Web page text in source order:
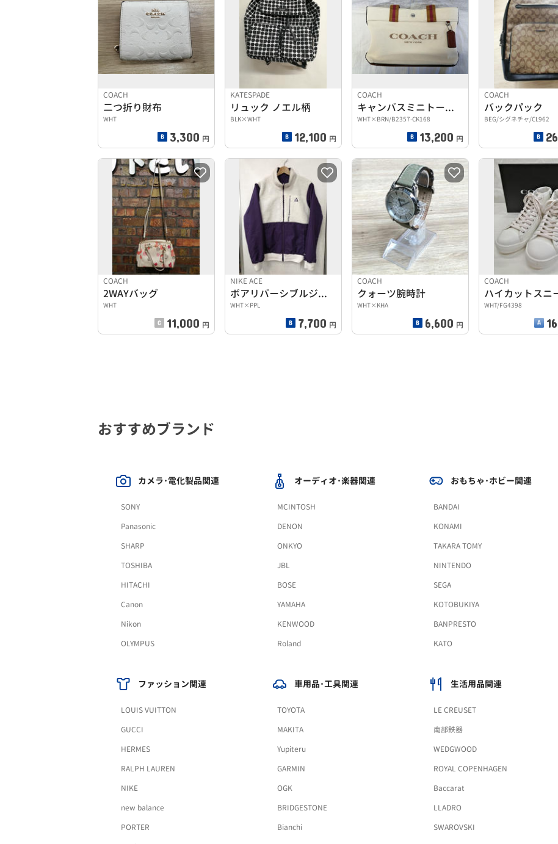
COACH
二つ折り財布
WHT
3,300 円
KATESPADE
リュック ノエル柄
BLK×WHT
12,100 円
COACH
キャンバスミニトートバッグ
WHT×BRN/B2357-CK168
13,200 円
COACH
バックパック
BEG/シグネチャ/CL962
COACH
2WAYバッグ
WHT
11,000 円
NIKE ACE
ボアリバーシブルジャケット
WHT×PPL
7,700 円
COACH
クォーツ腕時計
WHT×KHA
6,600 円
COACH
ハイカットスニ
WHT/FG4398
おすすめブランド
カメラ･電化製品関連
SONY
Panasonic
SHARP
TOSHIBA
HITACHI
Canon
Nikon
OLYMPUS
オーディオ･楽器関連
MCINTOSH
DENON
ONKYO
JBL
BOSE
YAMAHA
KENWOOD
Roland
おもちゃ･ホビー関連
BANDAI
KONAMI
TAKARA TOMY
NINTENDO
SEGA
KOTOBUKIYA
BANPRESTO
KATO
ファッション関連
LOUIS VUITTON
GUCCI
HERMES
RALPH LAUREN
NIKE
new balance
PORTER
車用品･工具関連
TOYOTA
MAKITA
Yupiteru
GARMIN
OGK
BRIDGESTONE
Bianchi
生活用品関連
LE CREUSET
南部鉄器
WEDGWOOD
ROYAL COPENHAGEN
Baccarat
LLADRO
SWAROVSKI